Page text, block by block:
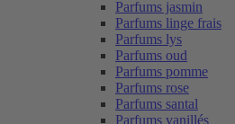
Parfums jasmin
Parfums linge frais
Parfums lys
Parfums oud
Parfums pomme
Parfums rose
Parfums santal
Parfums vanillés